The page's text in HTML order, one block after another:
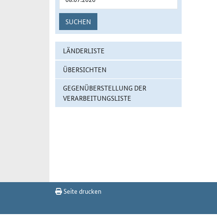
SUCHEN
LÄNDERLISTE
ÜBERSICHTEN
GEGENÜBERSTELLUNG DER
VERARBEITUNGSLISTE
Seite drucken